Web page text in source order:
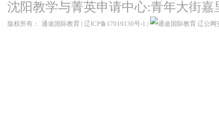
沈阳教学与菁英申请中心:青年大街
版权所有： 通途国际教育 | 辽ICP备17019130号-1 | 辽公网